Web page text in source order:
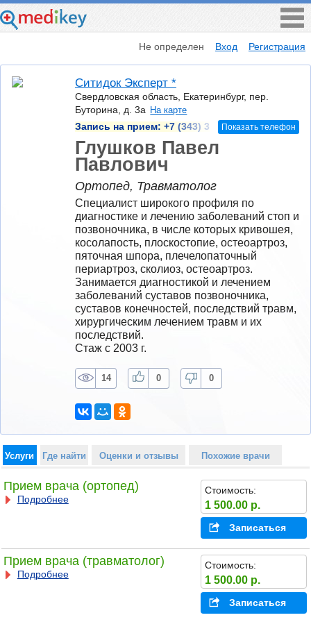
Не определен Вход Регистрация
Ситидок Эксперт *
Свердловская область, Екатеринбург, пер.
Буторина, д. 3а На карте
Запись на прием: +7 (343) 3 Показать телефон
Глушков Павел
Павлович
Ортопед, Травматолог
Специалист широкого профиля по
диагностике и лечению заболеваний стоп и
позвоночника, в числе которых кривошея,
косолапость, плоскостопие, остеоартроз,
пяточная шпора, плечелопаточный
периартроз, сколиоз, остеоартроз.
Занимается диагностикой и лечением
заболеваний суставов позвоночника,
суставов конечностей, последствий травм,
хирургическим лечением травм и их
последствий.
Стаж с 2003 г.
14 0 0
Услуги Где найти Оценки и отзывы Похожие врачи
Прием врача (ортопед)
Подробнее
Стоимость:
1 500.00 р.
Записаться
Прием врача (травматолог)
Подробнее
Стоимость:
1 500.00 р.
Записаться